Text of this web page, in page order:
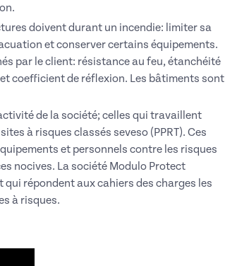
doivent durant un incendie: limiter sa
et conserver certains équipements.
par le client: résistance au feu, étanchéité
coefficient de réflexion. Les bâtiments sont
de la société; celles qui travaillent
à risques classés seveso (PPRT). Ces
et personnels contre les risques
nocives. La société Modulo Protect
répondent aux cahiers des charges les
à risques.